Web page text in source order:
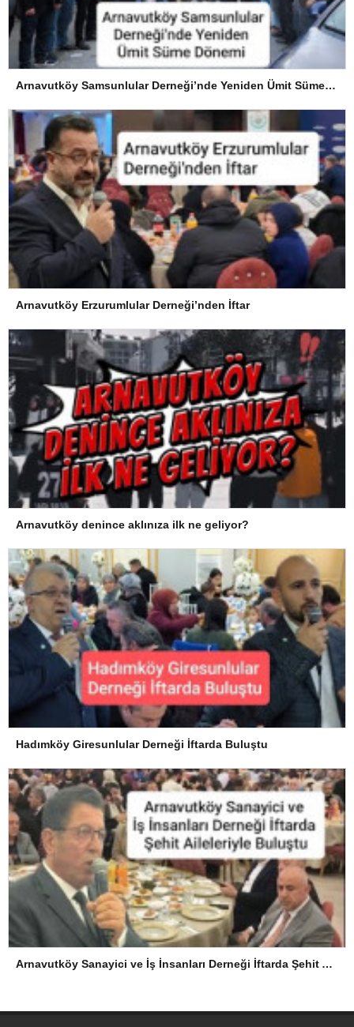
Arnavutköy Samsunlular Derneği’nde Yeniden Ümit Süme Dönemi
Arnavutköy Erzurumlular Derneği’nden İftar
Arnavutköy denince aklınıza ilk ne geliyor?
Hadımköy Giresunlular Derneği İftarda Buluştu
Arnavutköy Sanayici ve İş İnsanları Derneği İftarda Şehit Aileleriyle Buluştu